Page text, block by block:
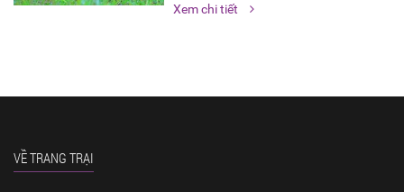
sôi nổi nhất vì việc chơi chim Trĩ càng
Xem chi tiết
VỀ TRANG TRẠI